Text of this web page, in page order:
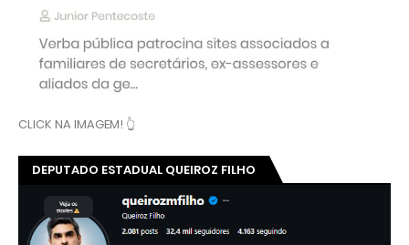
CLICK NA IMAGEM! 👆
DEPUTADO ESTADUAL QUEIROZ FILHO